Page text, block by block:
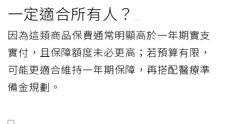
一定適合所有人？
因為這類商品保費通常明顯高於一年期實支
實付，且保障額度未必更高；若預算有限，
可能更適合維持一年期保障，再搭配醫療準
備金規劃。